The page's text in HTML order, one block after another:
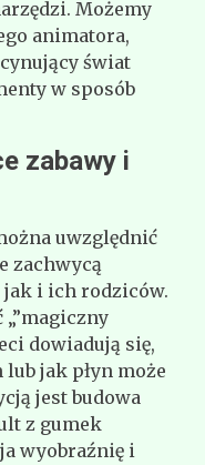
Możemy
animatora,
świat
w sposób
zabawy i
uwzględnić
zachwycą
jak i ich rodziców.
„”magiczny
dowiadują się,
jak płyn może
jest budowa
z gumek
wyobraźnię i